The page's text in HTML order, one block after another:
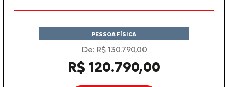
PESSOA FÍSICA
De: R$ 130.790,00
R$ 120.790,00